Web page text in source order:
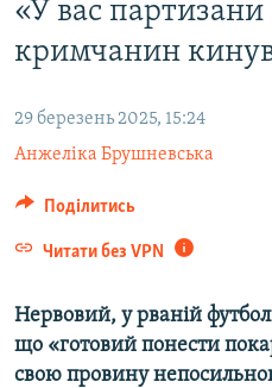
ВІДЕОУРОКИ «ELIFBE»
СВІДЧЕННЯ ОКУПАЦІЇ
УКРАЇНСЬКА ПРОБЛЕМА КРИМУ
ІНФОГРАФІКА
Русский
ДОЛУЧАЙСЯ!
Усі сайти RFE/RL
«У вас партизани
кримчанин кинув
29 березень 2025, 15:24
Анжеліка Брушневська
Поділитись
Читати без VPN
Нервовий, у рваній
що «готовий понести
свою провину